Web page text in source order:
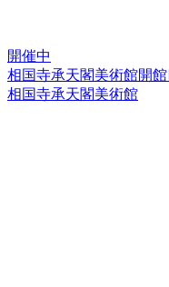
開催中
相国寺承天閣美術館開
相国寺承天閣美術館